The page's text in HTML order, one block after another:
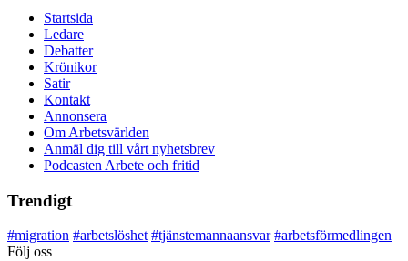
Startsida
Ledare
Debatter
Krönikor
Satir
Kontakt
Annonsera
Om Arbetsvärlden
Anmäl dig till vårt nyhetsbrev
Podcasten Arbete och fritid
Trendigt
#migration #arbetslöshet #tjänstemannaansvar #arbetsförmedlingen
Följ oss